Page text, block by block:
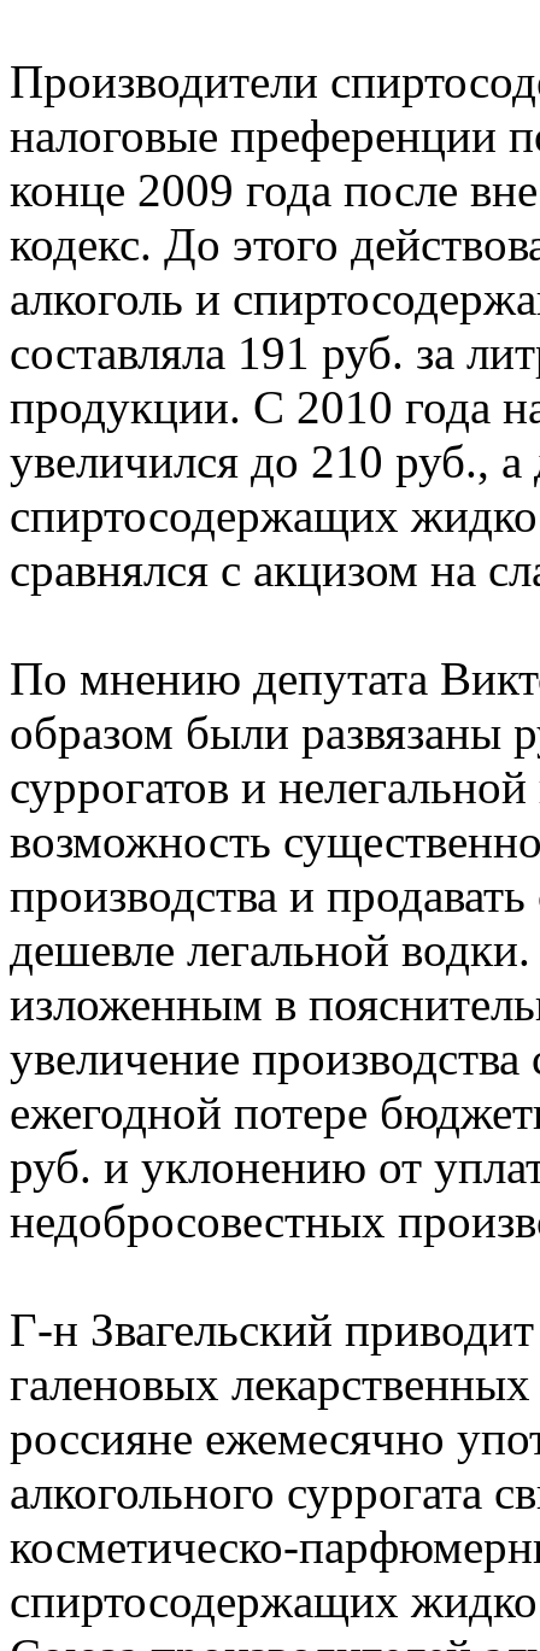
Производители
налоговые преференции
конце 2009 года после
кодекс. До этого
алкоголь и
составляла 191 руб. за
продукции. С 2010 года
увеличился до 210 руб., а
спиртосодержащих
сравнялся с акцизом на
По мнению депутата
образом были развязаны
суррогатов и
возможность
производства и
дешевле легальной
изложенным в
увеличение производства
ежегодной потере
руб. и уклонению от
недобросовестных
Г-н Звагельский
галеновых
россияне ежемесячно
алкогольного суррогата
косметическо-
спиртосодержащих